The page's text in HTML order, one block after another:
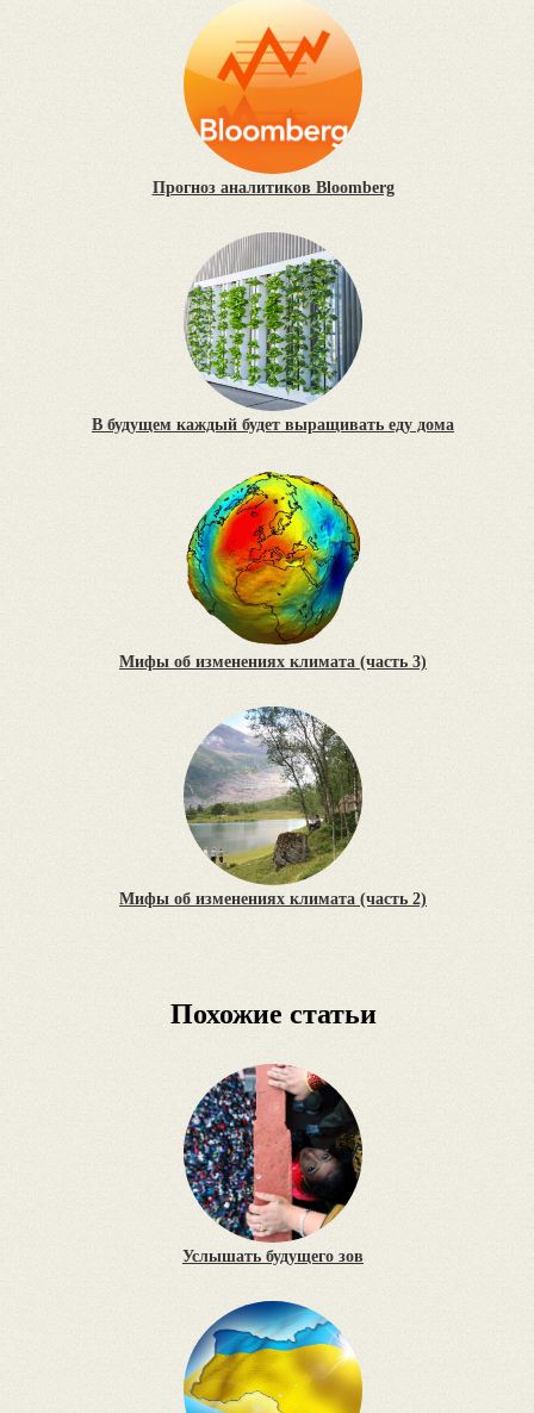
Прогноз аналитиков Bloomberg
В будущем каждый будет выращивать еду дома
Мифы об изменениях климата (часть 3)
Мифы об изменениях климата (часть 2)
Похожие статьи
Услышать будущего зов